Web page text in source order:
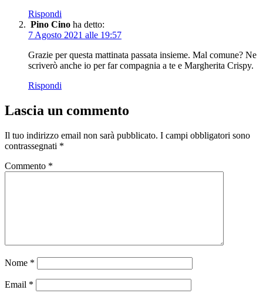
Rispondi
Pino Cino ha detto:
7 Agosto 2021 alle 19:57
Grazie per questa mattinata passata insieme. Mal comune? Ne
scriverò anche io per far compagnia a te e Margherita Crispy.
Rispondi
Lascia un commento
Il tuo indirizzo email non sarà pubblicato. I campi obbligatori sono
contrassegnati *
Commento *
Nome *
Email *